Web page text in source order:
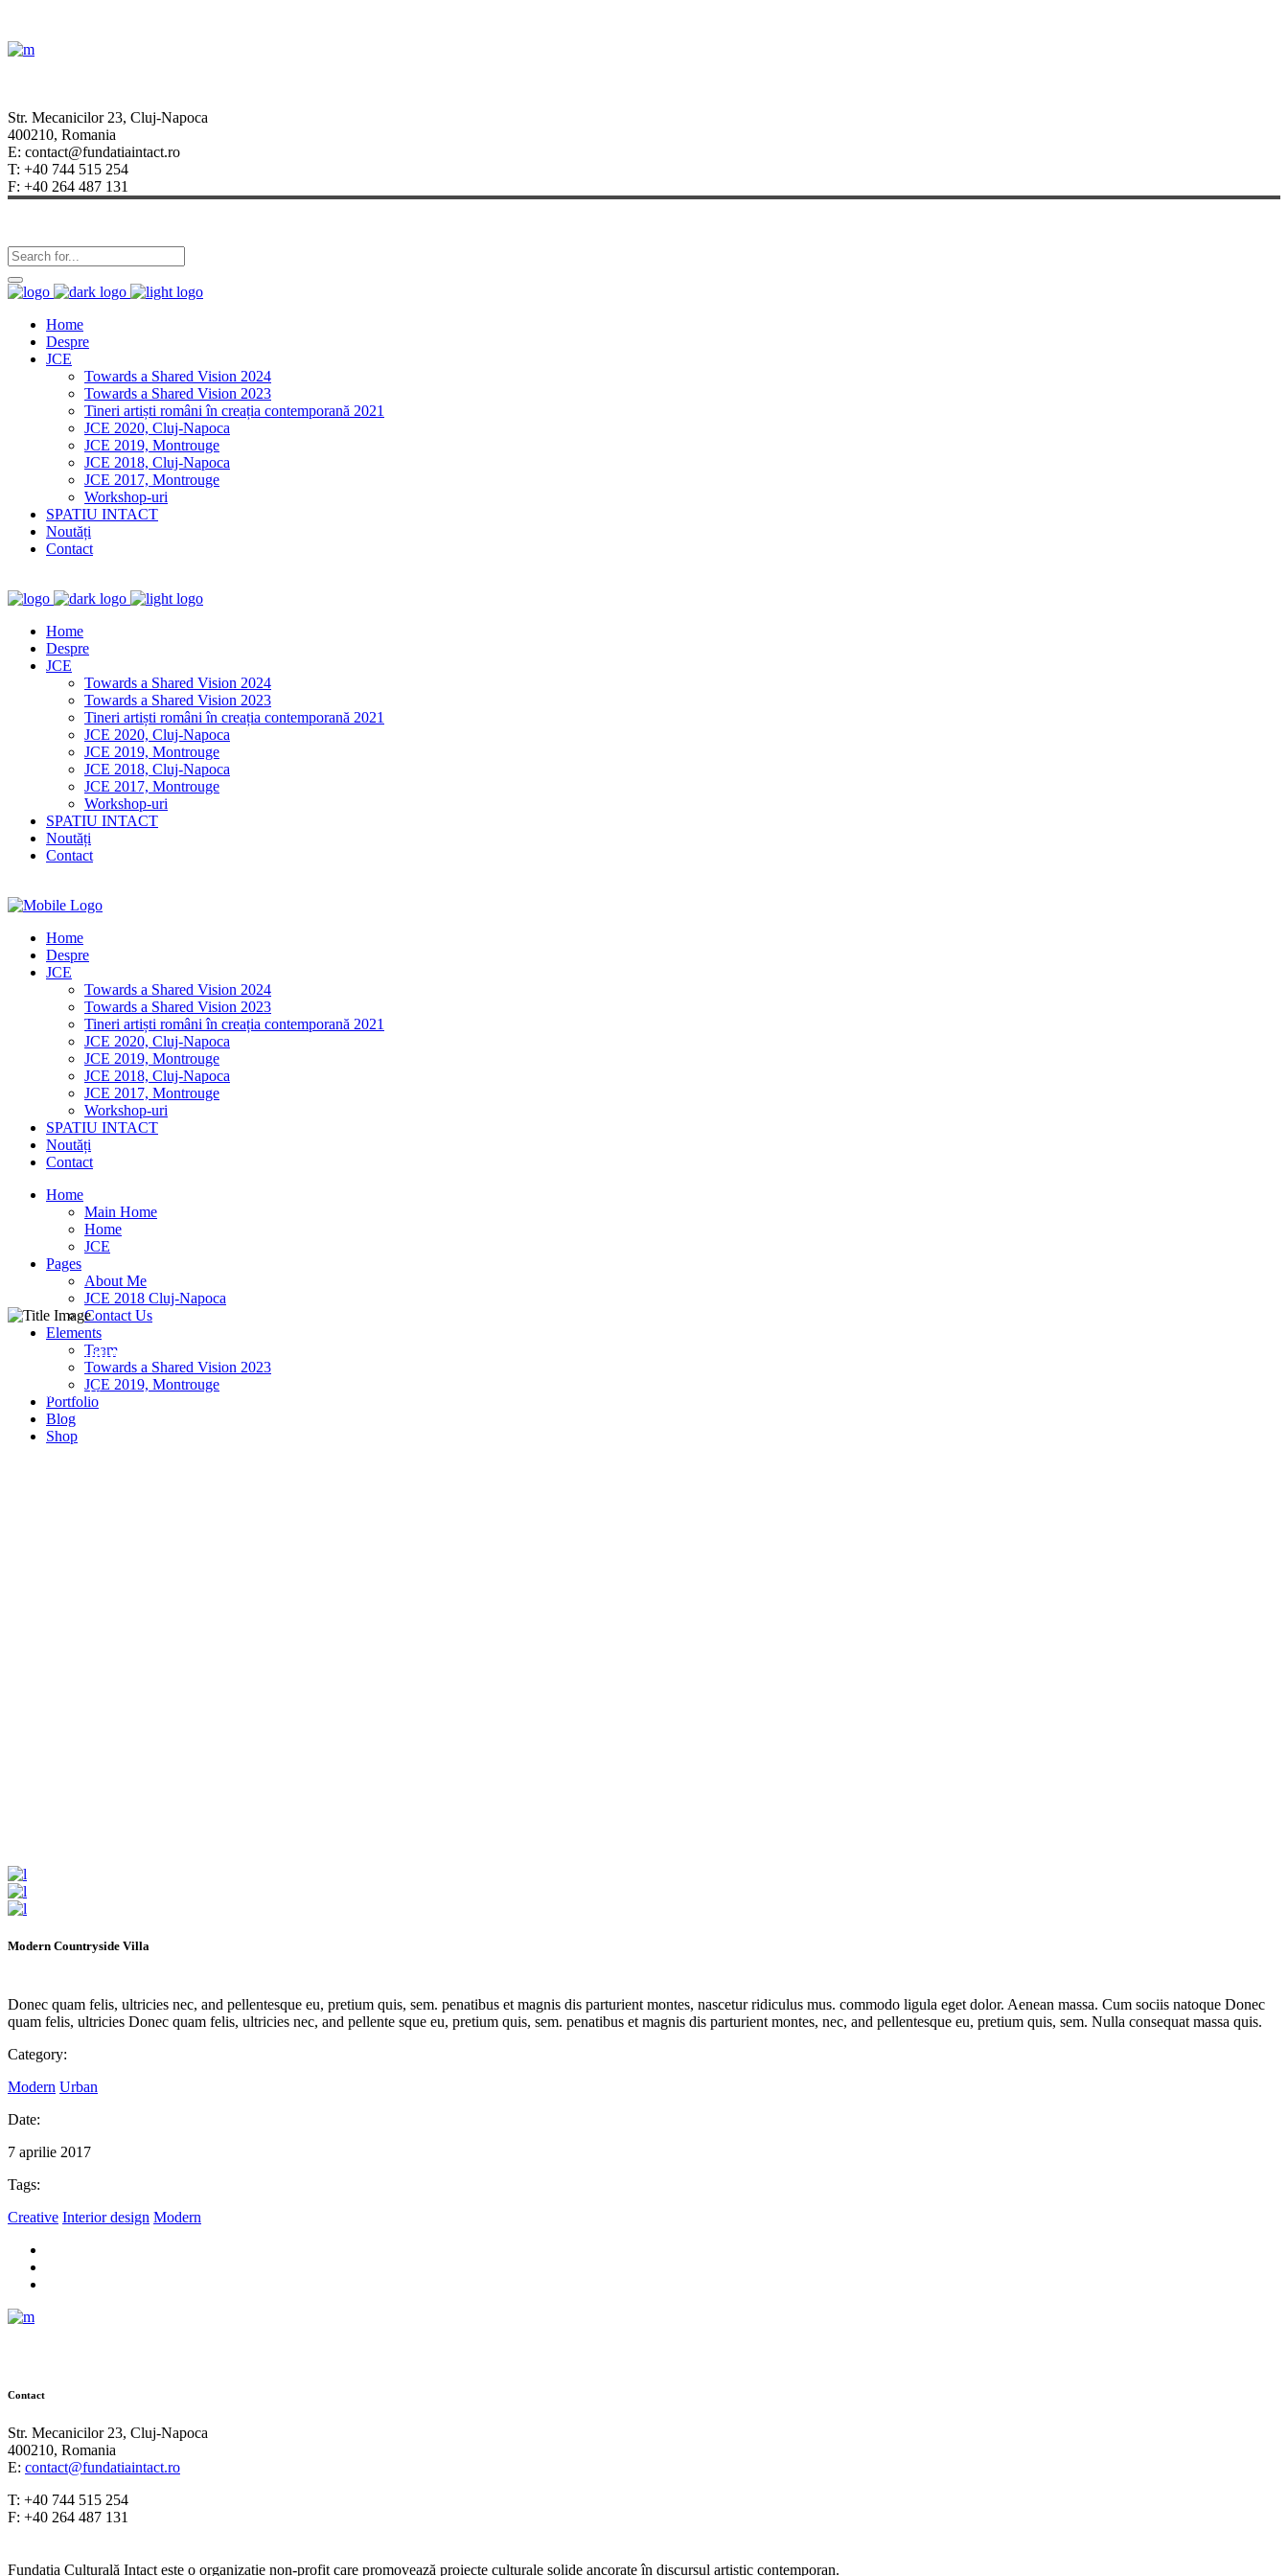
Str. Mecanicilor 23, Cluj-Napoca
400210, Romania
E: contact@fundatiaintact.ro
T: +40 744 515 254
F: +40 264 487 131
Home
Despre
JCE
Towards a Shared Vision 2024
Towards a Shared Vision 2023
Tineri artiști români în creația contemporană 2021
JCE 2020, Cluj-Napoca
JCE 2019, Montrouge
JCE 2018, Cluj-Napoca
JCE 2017, Montrouge
Workshop-uri
SPATIU INTACT
Noutăți
Contact
Home
Despre
JCE
Towards a Shared Vision 2024
Towards a Shared Vision 2023
Tineri artiști români în creația contemporană 2021
JCE 2020, Cluj-Napoca
JCE 2019, Montrouge
JCE 2018, Cluj-Napoca
JCE 2017, Montrouge
Workshop-uri
SPATIU INTACT
Noutăți
Contact
Home
Despre
JCE
Towards a Shared Vision 2024
Towards a Shared Vision 2023
Tineri artiști români în creația contemporană 2021
JCE 2020, Cluj-Napoca
JCE 2019, Montrouge
JCE 2018, Cluj-Napoca
JCE 2017, Montrouge
Workshop-uri
SPATIU INTACT
Noutăți
Contact
Home
Main Home
Home
JCE
Pages
About Me
JCE 2018 Cluj-Napoca
Contact Us
Elements
Team
Towards a Shared Vision 2023
JCE 2019, Montrouge
Portfolio
Blog
Shop
Modern Countryside Villa
Fragmental Wood Stop
Modern Countryside Villa
Donec quam felis, ultricies nec, and pellentesque eu, pretium quis, sem. penatibus et magnis dis parturient montes, nascetur ridiculus mus. commodo ligula eget dolor. Aenean massa. Cum sociis natoque Donec
quam felis, ultricies Donec quam felis, ultricies nec, and pellente sque eu, pretium quis, sem. penatibus et magnis dis parturient montes, nec, and pellentesque eu, pretium quis, sem. Nulla consequat massa quis.
Category:
Modern Urban
Date:
7 aprilie 2017
Tags:
Creative Interior design Modern
Contact
Str. Mecanicilor 23, Cluj-Napoca
400210, Romania
E: contact@fundatiaintact.ro
T: +40 744 515 254
F: +40 264 487 131
Fundația Culturală Intact este o organizație non-profit care promovează proiecte culturale solide ancorate în discursul artistic contemporan.